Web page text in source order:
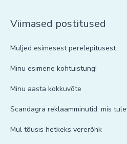
Viimased postitused
Muljed esimesest perelepitusest
Minu esimene kohtuistung!
Minu aasta kokkuvõte
Scandagra reklaamminutid, mis
Mul tõusis hetkeks vererõhk